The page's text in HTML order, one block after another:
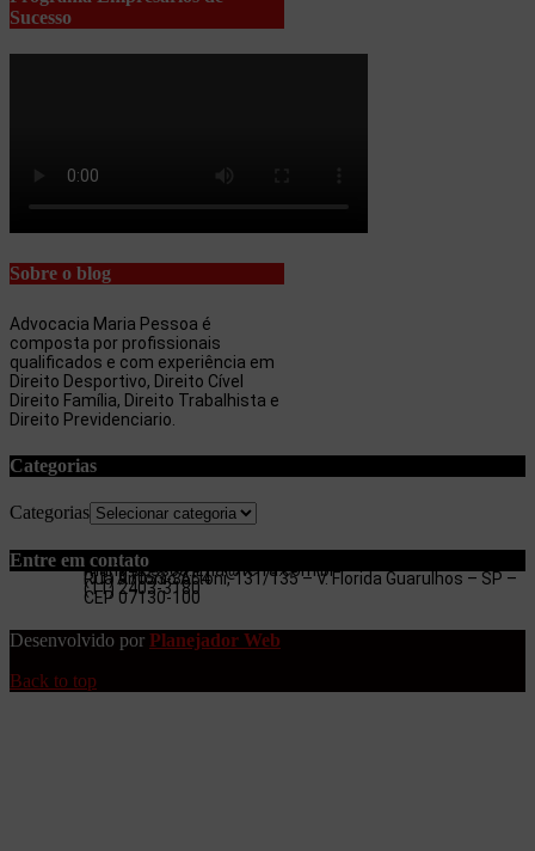
Sucesso
Sobre o blog
Advocacia Maria Pessoa é
composta por profissionais
qualificados e com experiência em
Direito Desportivo, Direito Cível
Direito Família, Direito Trabalhista e
Direito Previdenciario.
Categorias
Categorias
Entre em contato
Rua Antonio Artoni, 131/135 – V. Florida Guarulhos – SP –
CEP 07130-100
(11) 2403-3180
(11) 97053-3654
maria.pessoa.lima@terra.com.br
Desenvolvido por Planejador Web
Back to top